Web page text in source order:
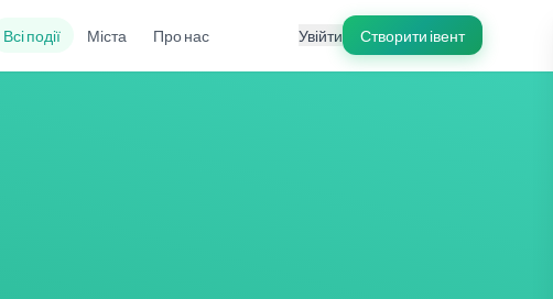
Всі події Міста Про нас Увійти Створити івент